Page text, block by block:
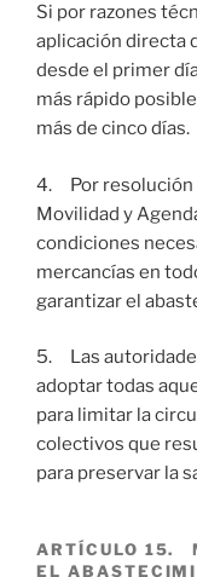
Si por razones
aplicación directa
desde el primer
más rápido
más de cinco días.
4. Por resolución
Movilidad y
condiciones
mercancías en
garantizar el
5. Las
adoptar todas
para limitar la
colectivos que
para preservar la
ARTÍCULO 15.
EL